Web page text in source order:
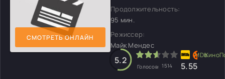
СМОТРЕТЬ ОНЛАЙН
Продолжительность:
95 мин.
Режиссер:
Майк Мендес
5.2
Голосов: 1514 5.55